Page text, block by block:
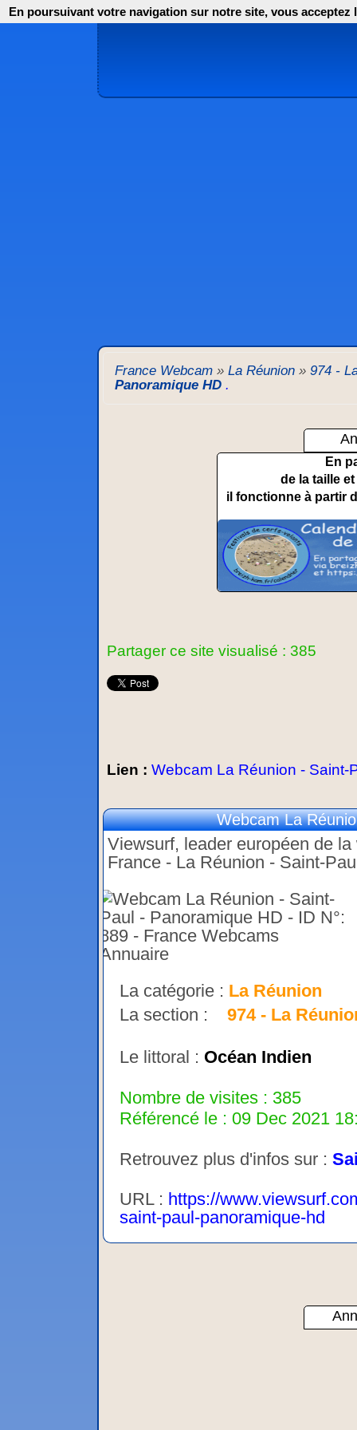
France Webcam » La Réunion » 974 -
Panoramique HD .
En
de la taille
il fonctionne à partir
Partager ce site visualisé : 385
Lien : Webcam La Réunion - Saint-
Webcam La
Viewsurf, leader européen de
France - La Réunion - Saint-
La catégorie : La Réunion
La section : 974 - La
Le littoral : Océan Indien
Nombre de visites : 385
Référencé le : 09 Dec 2021
Retrouvez plus d'infos sur :
URL : https://
saint-paul-panoramique-hd
En poursuivant votre navigation sur notre site, vous